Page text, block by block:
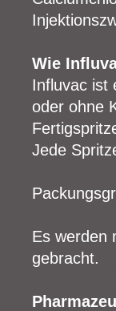
Wie
Influvac ist
oder ohne
Jede
Es werden
gebracht.